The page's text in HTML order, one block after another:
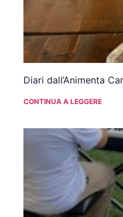
Diari dall’Animenta
CONTINUA A LEGGERE